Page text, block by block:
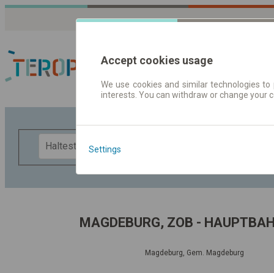
Fahrplandaten |
MAGDEBURG, ZOB -
Magdeburg, Gem. Magdeburg
Accept cookies usage
We use cookies and similar technologies
interests. You can withdraw or change
Settings